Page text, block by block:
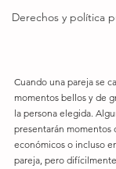
Derechos y política
Cuando una pareja se
momentos bellos y de
la persona elegida.
presentarán momentos
económicos o incluso
pareja, pero